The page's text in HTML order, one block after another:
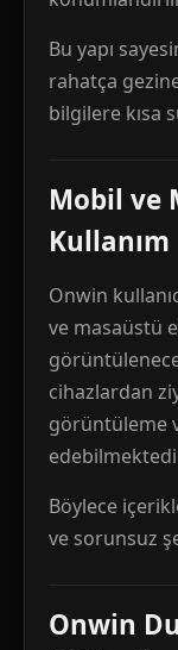
Bu yapı
rahatça
bilgilere kısa
Mobil ve
Kullanım
Onwin
ve masaüstü
cihazlardan
görüntüleme
Böylece
ve sorunsuz
Onwin